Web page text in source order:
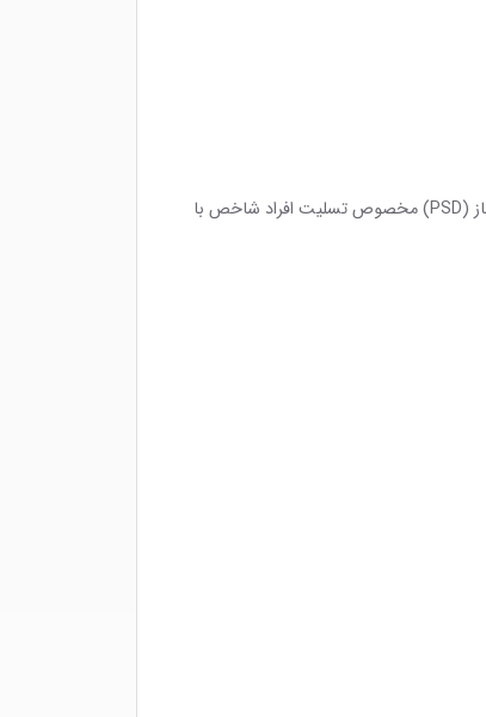
، فایل‌های لایه‌باز (PSD) مخصوص تسلیت افراد شاخص با